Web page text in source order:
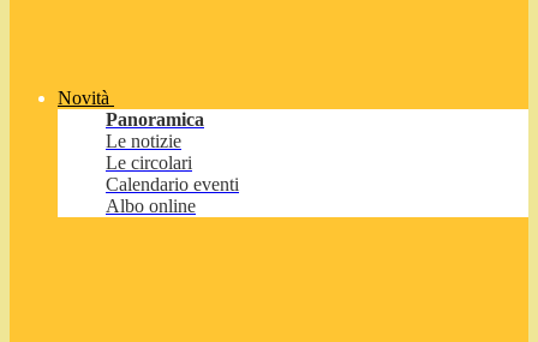
Novità
Panoramica
Le notizie
Le circolari
Calendario eventi
Albo online